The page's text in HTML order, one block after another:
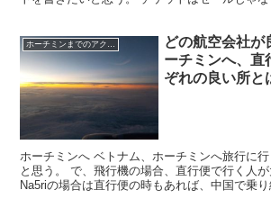
ホーチミンまでのアクセス
どの航空会社が
ーチミンへ、直
ぞれの良い所と
ホーチミンへ ベトナム、ホーチミンへ旅行に
と思う。 で、飛行機の場合、直行便で行く人が
Na5riの場合は直行便の時もあれば、中国で乗り